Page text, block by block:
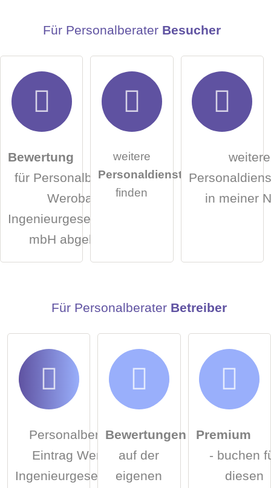
Die Datenschutzerklärung
habe ich zur Kenntnis
genommen.
öffentliche Frage stellen
Personalberater-Eintrag zu stellen
Für Personalberater Besucher
Bewertung
für Personalberater
Weroba
Ingenieurgesellschaft
mbH abgeben
weitere
Personaldienstleister
finden
weitere
in meiner
Für Personalberater Betreiber
Personalberater-
Eintrag Weroba
Ingenieurgesellschaft
Bewertungen
auf der
eigenen
Premium
- buchen
diesen